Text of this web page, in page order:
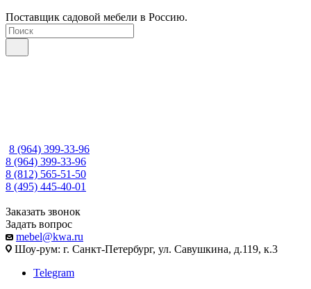
Поставщик садовой мебели в Россию.
8 (964) 399-33-96
8 (964) 399-33-96
8 (812) 565-51-50
8 (495) 445-40-01
Заказать звонок
Задать вопрос
mebel@kwa.ru
Шоу-рум: г. Санкт-Петербург, ул. Савушкина, д.119, к.3
Telegram